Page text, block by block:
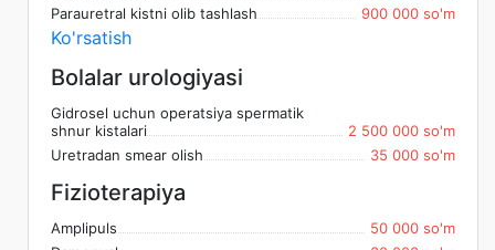
Parauretral kistni olib tashlash
900 000 so'm
Ko'rsatish
Bolalar urologiyasi
Gidrosel uchun operatsiya spermatik
shnur kistalari
2 500 000 so'm
Uretradan smear olish
35 000 so'm
Fizioterapiya
Amplipuls
50 000 so'm